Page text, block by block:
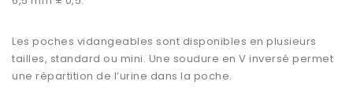
Les poches vidangeables sont disponibles en plusieurs
tailles, standard ou mini. Une soudure en V inversé permet
une répartition de l’urine dans la poche.